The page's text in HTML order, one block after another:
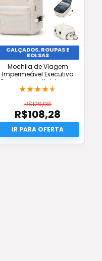
CALÇADOS, ROUPAS E
BOLSAS
Mochila de Viagem
Impermeável Executiva
Grande para Notebook –
Frete Grátis
★★★★★
R$129,98
O
preço
original
era:
R$108,28
O
preço
atual